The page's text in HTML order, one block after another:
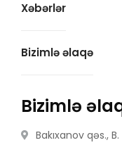
Xəbərlər
Bizimlə əlaqə
Bizimlə
Bakıxanov qəs.,